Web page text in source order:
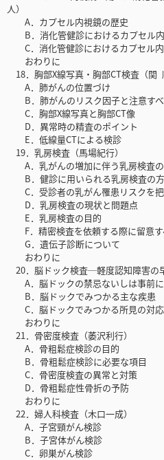
人）
A．カプセル内視鏡の歴史
B．消化管健診におけるカプセル
C．消化管健診におけるカプセル内
おわりに
18．胸部X線写真・胸部CT検査（関
A．肺がんの位置づけ
B．肺がんのリスク因子と注意す
C．胸部X線写真と胸部CT像
D．異常時の精査のポイント
E．低線量CTによる検診
19．乳房検査（馬場紀行）
A．乳がんの増加に伴う乳房検査
B．健診に用いられる乳房検査の
C．受診者の乳がん罹患リスクを把
D．乳房検査の現状と問題点
E．乳房検査の目的
F．精密検査を依頼する際に留意す
G．遺伝子診断について
おわりに
20．脳ドック検査─軽度認知障害の
A．脳ドックの禁忌ないしは事前
B．脳ドックでみつかる主な疾患
C．脳ドックでみつかる所見の対応
おわりに
21．骨密度検査（萎沢利行）
A．骨粗鬆症検診の目的
B．骨粗鬆症検診に必要な項目
C．骨密度検査の異常と対策
D．骨粗鬆症性骨折の予防
おわりに
22．婦人科検査（木口一成）
A．子宮頸がん検診
B．子宮体がん検診
C．卵巣がん検診